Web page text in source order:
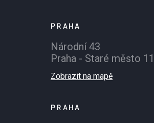
PRAHA
Národní 43
Praha - Staré město
Zobrazit na mapě
PRAHA